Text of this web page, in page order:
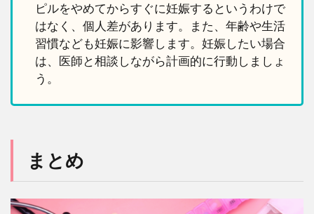
ピルをやめてからすぐに妊娠するというわけで
はなく、個人差があります。また、年齢や生活
習慣なども妊娠に影響します。妊娠したい場合
は、医師と相談しながら計画的に行動しましょ
う。
まとめ